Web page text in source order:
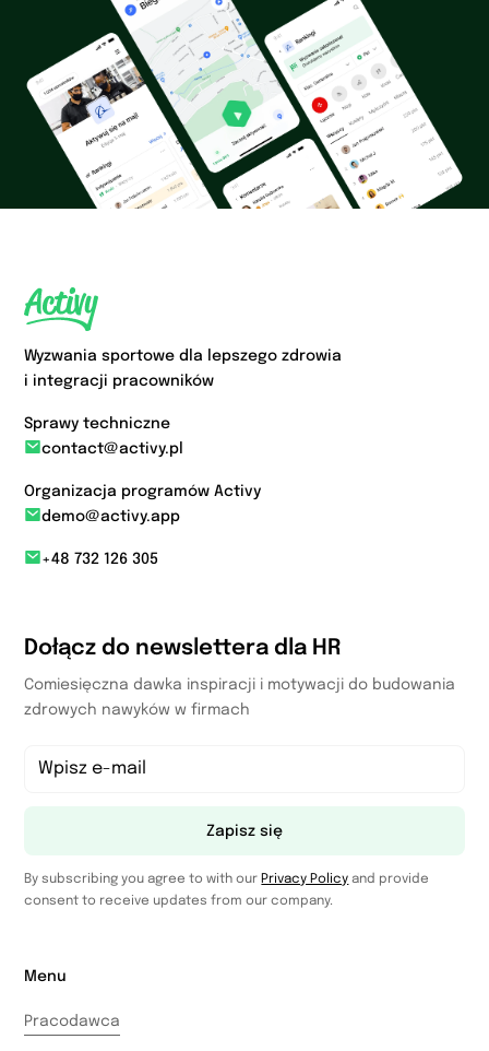
Wyzwania sportowe dla lepszego zdrowia
i integracji pracowników
Sprawy techniczne
contact@activy.pl
Organizacja programów Activy
demo@activy.app
+48 732 126 305
Dołącz do newslettera dla HR
Comiesięczna dawka inspiracji i motywacji do budowania
zdrowych nawyków w firmach
Zapisz się
By subscribing you agree to with our Privacy Policy and provide
consent to receive updates from our company.
Menu
Pracodawca